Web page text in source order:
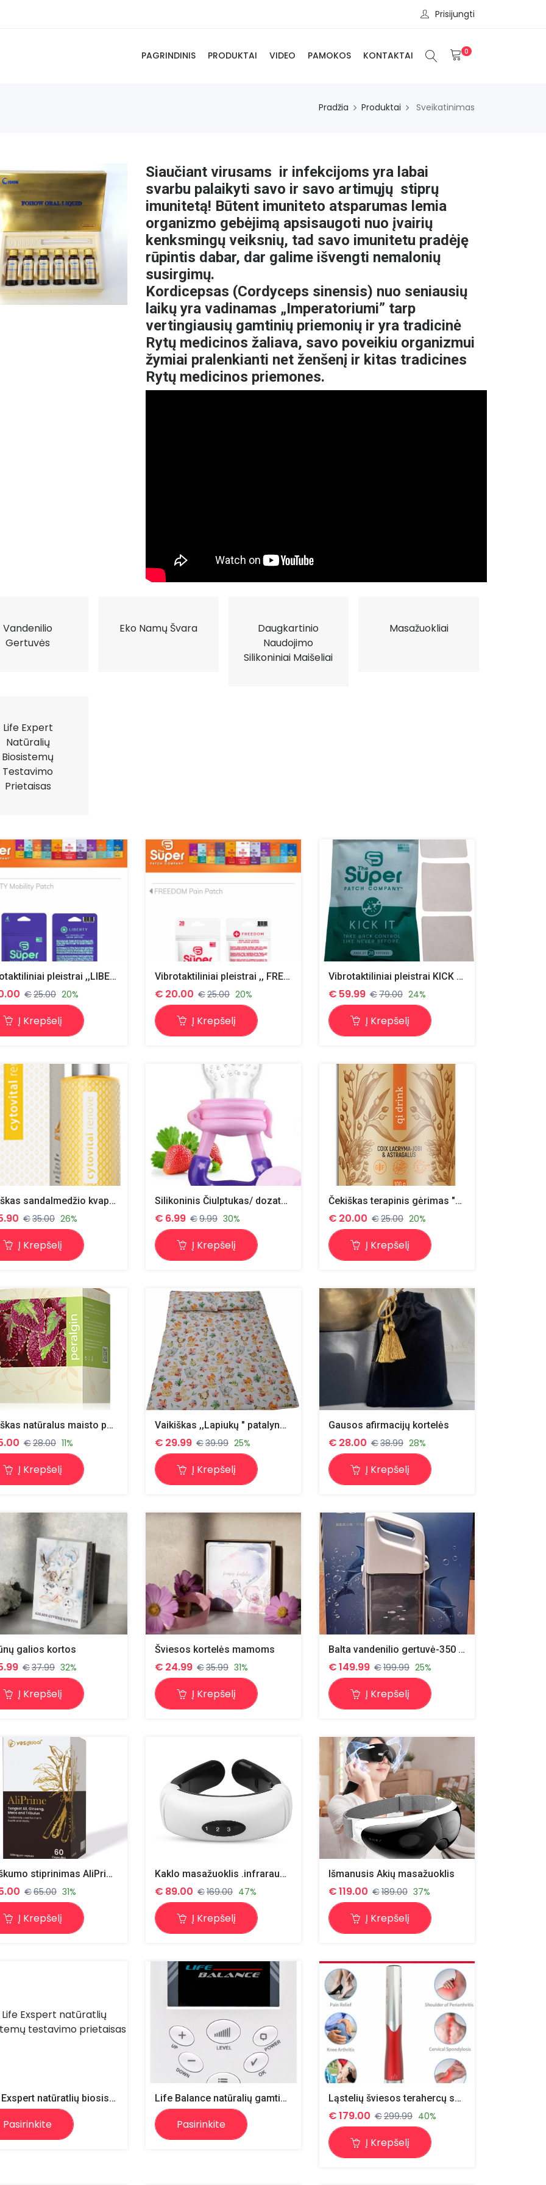
Prisijungti
PAGRINDINIS PRODUKTAI VIDEO PAMOKOS KONTAKTAI 0
Pradžia Produktai Sveikatinimas
Siaučiant virusams ir infekcijoms yra labai
svarbu palaikyti savo ir savo artimųjų stiprų
imunitetą! Būtent imuniteto atsparumas lemia
organizmo gebėjimą apsisaugoti nuo įvairių
kenksmingų veiksnių, tad savo imunitetu pradėję
rūpintis dabar, dar galime išvengti nemalonių
susirgimų.
Kordicepsas (Cordyceps sinensis) nuo seniausių
laikų yra vadinamas „Imperatoriumi” tarp
vertingiausių gamtinių priemonių ir yra tradicinė
Rytų medicinos žaliava, savo poveikiu organizmui
žymiai pralenkianti net ženšenį ir kitas tradicines
Rytų medicinos priemones.
Vandenilio
Gertuvės
Eko Namų Švara
Daugkartinio
Naudojimo
Silikoniniai Maišeliai
Masažuokliai
Life Expert
Natūralių
Biosistemų
Testavimo
Prietaisas
Vibrotaktiliniai pleistrai ,,LIBERTY 4+1 ''-gera savijauta
€25.00 20%
Į Krepšelį
Vibrotaktiliniai pleistrai ,, FREEDOM 4+1 "-STOP SKAUSMUI
€ 20.00 €25.00 20%
Į Krepšelį
Vibrotaktiliniai pleistrai KICK IT 28vnt mažina žalingus įpročius
€ 59.99 €79.00 24%
Į Krepšelį
Čekiškas sandalmedžio kvapo natūralus odos kremas 50 ml
€35.00 26%
Į Krepšelį
Silikoninis Čiulptukas/ dozatorius ( L dydis ) ROŽINIS idealiai tinkantis mažyliams, pradedant pažinti pirmuosius vaisių , daržovių, mėsos skonius.
€ 6.99 €9.99 30%
Į Krepšelį
Čekiškas terapinis gėrimas "Qi Drink" ,100 g.
€ 20.00 €25.00 20%
Į Krepšelį
Čekiškas natūralus maisto papildas "Peralgin", 120 minkštų kapsulių
€28.00 11%
Į Krepšelį
Vaikiškas ,,Lapiukų " patalynės komplektas 140×110 su pagalvele didesne
€ 29.99 €39.99 25%
Į Krepšelį
Gausos afirmacijų kortelės
€ 28.00 €38.99 28%
Į Krepšelį
galios kortos
€37.99 32%
Į Krepšelį
Šviesos kortelės mamoms
€ 24.99 €35.99 31%
Į Krepšelį
Balta vandenilio gertuvė-350 ml
€149.99 €199.99 25%
Į Krepšelį
Vyriškumo stiprinimas AliPrime
€65.00 31%
Į Krepšelį
Kaklo masažuoklis .infraraudonųjų spindulių šildomasis poveikis mažina skausmus . Malšinima nuovargį. Atsipalaidavimas .
€ 89.00 €169.00 47%
Į Krepšelį
Išmanusis Akių masažuoklis
€119.00 €189.00 37%
Į Krepšelį
Life Exspert natūratlių biosistemų testavimo prietaisas
Pasirinkite
Life Balance natūralių gamtinių biosistemų koregavimo prietaisas
Pasirinkite
Ląstelių šviesos terahercų smūgio bangų mašina Terahertz pūstuvas sveikatai Wellnes terapijos lazdelės įtaisas
€179.00 €299.99 40%
Į Krepšelį